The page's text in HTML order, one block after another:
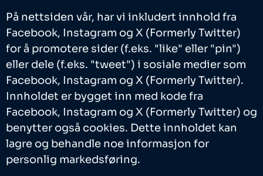
På nettsiden vår, har vi inkludert innhold fra
Facebook, Instagram og X (Formerly Twitter)
for å promotere sider (f.eks. "like" eller "pin")
eller dele (f.eks. "tweet") i sosiale medier som
Facebook, Instagram og X (Formerly Twitter).
Innholdet er bygget inn med kode fra
Facebook, Instagram og X (Formerly Twitter) og
benytter også cookies. Dette innholdet kan
lagre og behandle noe informasjon for
personlig markedsføring.